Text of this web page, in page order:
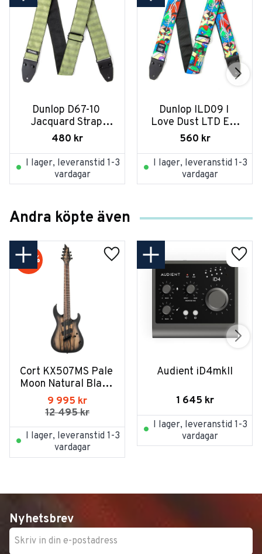
Dunlop D67-10
Jacquard Strap
Hexagon Echo Olive
480 kr
I lager, leveranstid 1-3
vardagar
Dunlop ILD09 I
Love Dust LTD ED
Strap Mountains
560 kr
I lager, leveranstid 1-3
vardagar
Andra köpte även
Cort KX507MS Pale
Moon Natural Black
Burst
9 995 kr
12 495kr
20 %
I lager, leveranstid 1-3
vardagar
Audient iD4mkII
1 645 kr
I lager, leveranstid 1-3
vardagar
Nyhetsbrev